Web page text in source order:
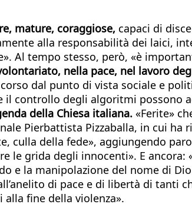
mature, coraggiose, capaci di
alla responsabilità dei laici,
Al tempo stesso, però, «è
nella pace, nel lavoro
dal punto di vista sociale e
controllo degli algoritmi possono
della Chiesa italiana. «Ferite»
Pierbattista Pizzaballa, in cui ha
culla della fede», aggiungendo
le grida degli innocenti». E
e la manipolazione del nome di
di pace e di libertà di tanti
fine della violenza».